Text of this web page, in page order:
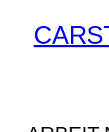
Inhalt